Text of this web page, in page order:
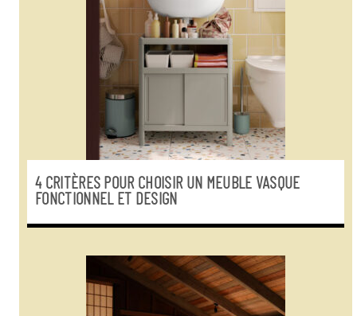
4 CRITÈRES POUR CHOISIR UN MEUBLE VASQUE
FONCTIONNEL ET DESIGN